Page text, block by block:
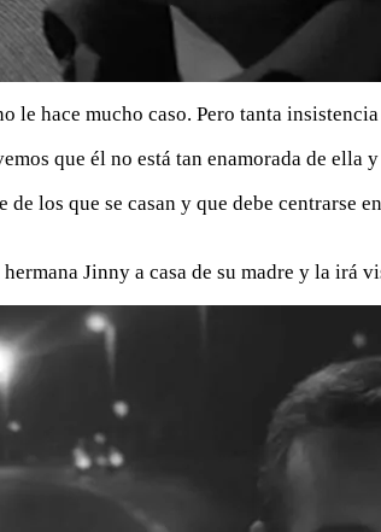
le hace mucho caso. Pero tanta
que él no está tan enamorada de ella
los que se casan y que debe
Jinny a casa de su madre y la irá